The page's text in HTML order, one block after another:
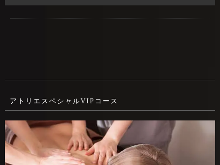
アトリエスペシャルVIPコース